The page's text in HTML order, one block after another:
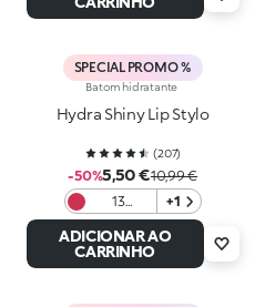
SPECIAL PROMO %
Batom hidratante
Hydra Shiny Lip Stylo
(207)
-50%5,50 €10,99 €
13
Magenta
+1
ADICIONAR AO
CARRINHO